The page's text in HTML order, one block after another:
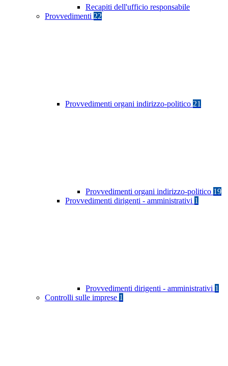
Recapiti dell'ufficio responsabile
Provvedimenti 22
Provvedimenti organi indirizzo-politico 21
Provvedimenti organi indirizzo-politico 19
Provvedimenti dirigenti - amministrativi 1
Provvedimenti dirigenti - amministrativi 1
Controlli sulle imprese 1